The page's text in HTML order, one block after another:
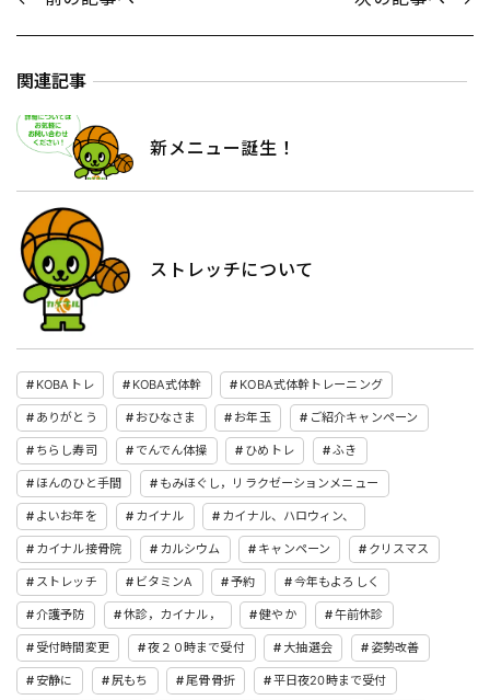
関連記事
新メニュー誕生！
ストレッチについて
KOBAトレ KOBA式体幹 KOBA式体幹トレーニング
ありがとう おひなさま お年玉 ご紹介キャンペーン
ちらし寿司 でんでん体操 ひめトレ ふき
ほんのひと手間 もみほぐし，リラクゼーションメニュー
よいお年を カイナル カイナル、ハロウィン、
カイナル接骨院 カルシウム キャンペーン クリスマス
ストレッチ ビタミンA 予約 今年もよろしく
介護予防 休診，カイナル， 健やか 午前休診
受付時間変更 夜２０時まで受付 大抽選会 姿勢改善
安静に 尻もち 尾骨骨折 平日夜20時まで受付